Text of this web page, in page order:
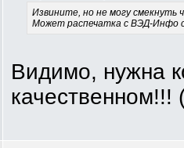
Извините, но не могу смекнуть
Может распечатка с ВЭД-Инфо
Видимо, нужна
качественном!!!